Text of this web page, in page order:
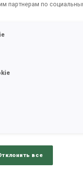
биатлонистка,
партнерам по
все